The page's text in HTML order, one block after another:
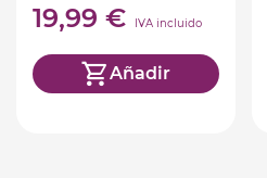
19,99 € IVA incluido
Añadir